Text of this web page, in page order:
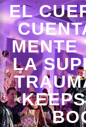
EL
MENTE
LA